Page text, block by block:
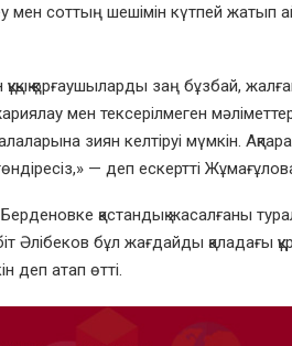
мен соттың шешімін күтпей жатып
қорғаушыларды заң бұзбай,
мен тексерілмеген
зиян келтіруі мүмкін.
— деп ескертті
қастандық жасалғаны
Әлібеков бұл жағдайды қаладағы
деп атап өтті.